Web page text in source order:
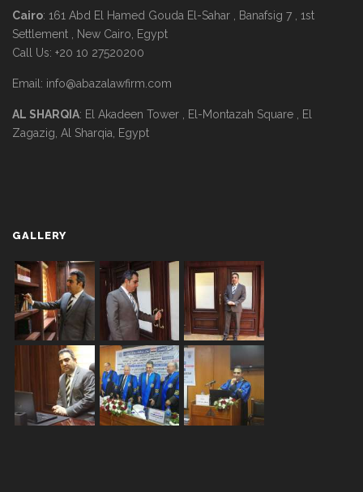
Cairo: 161 Abd El Hamed Gouda El-Sahar , Banafsig 7 , 1st
Settlement , New Cairo, Egypt
Call Us: +20 10 27520200
Email: info@abazalawfirm.com
AL SHARQIA: El Akadeen Tower , El-Montazah Square , El
Zagazig, Al Sharqia, Egypt
GALLERY